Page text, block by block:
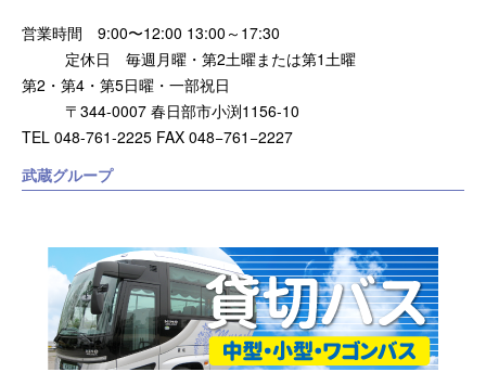
営業時間 9:00〜12:00 13:00～17:30
定休日 毎週月曜・第2土曜または第1土曜
第2・第4・第5日曜・一部祝日
〒344-0007 春日部市小渕1156-10
TEL 048-761-2225 FAX 048−761−2227
武蔵グループ